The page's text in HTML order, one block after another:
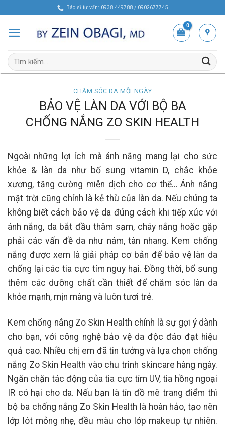
content
Bác sĩ tư vấn: 0938 449788 / 0902677745
Tìm
kiếm:
CHĂM SÓC DA MỖI NGÀY
BẢO VỆ LÀN DA VỚI BỘ BA
CHỐNG NẮNG ZO SKIN HEALTH
Ngoài những lợi ích mà ánh nắng mang lại cho sức
khỏe & làn da như bổ sung vitamin D, chắc khỏe
xương, tăng cường miễn dịch cho cơ thể… Ánh nắng
mặt trời cũng chính là kẻ thù của làn da. Nếu chúng ta
không biết cách bảo vệ da đúng cách khi tiếp xúc với
ánh nắng, da bắt đầu thâm sạm, cháy nắng hoặc gặp
phải các vấn đề da như nám, tàn nhang. Kem chống
nắng được xem là giải pháp cơ bản để bảo vệ làn da
chống lại các tia cực tím nguy hại. Đồng thời, bổ sung
thêm các dưỡng chất cần thiết để chăm sóc làn da
khỏe mạnh, mịn màng và luôn tươi trẻ.
Kem chống nắng Zo Skin Health chính là sự gợi ý dành
cho bạn, với công nghệ bảo vệ da độc đáo đạt hiệu
quả cao. Nhiều chị em đã tin tưởng và lựa chọn chống
nắng Zo Skin Health vào chu trình skincare hàng ngày.
Ngăn chặn tác động của tia cực tím UV, tia hồng ngoại
IR có hại cho da. Nếu bạn là tín đồ mê trang điểm thì
bộ ba chống nắng Zo Skin Health là hoàn hảo, tạo nên
lớp lót mỏng nhẹ, đều màu cho lớp makeup tự nhiên.